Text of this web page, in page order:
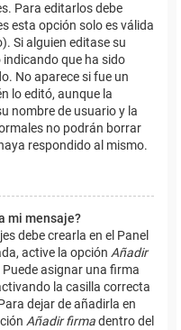
Para editarlos debe
esta opción solo es válida
Si alguien editase su
que ha sido
No aparece si fue un
lo editó, aunque la
nombre de usuario y la
no podrán borrar
respondido al mismo.
mi mensaje?
debe crearla en el Panel
active la opción Añadir
asignar una firma
la casilla correcta
dejar de añadirla en
Añadir firmadentro del